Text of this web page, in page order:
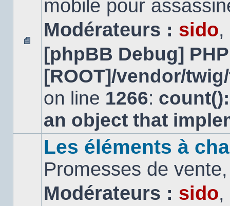
Aucun
message
non
mobile pour
Modérateurs : sido,
[phpBB Debug]
[ROOT]/vendor/
on line 1266:
an object that
Les éléments à
Promesses de
Modérateurs : sido,